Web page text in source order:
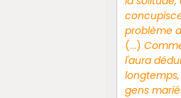
problème
(...)
l'aura
gens